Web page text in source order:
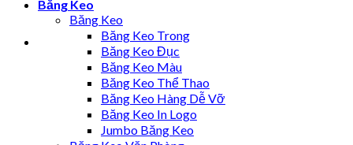
Băng Keo
Băng Keo
Băng Keo Trong
Băng Keo Đục
Băng Keo Màu
Băng Keo Thể Thao
Băng Keo Hàng Dễ Vỡ
Băng Keo In Logo
Jumbo Băng Keo